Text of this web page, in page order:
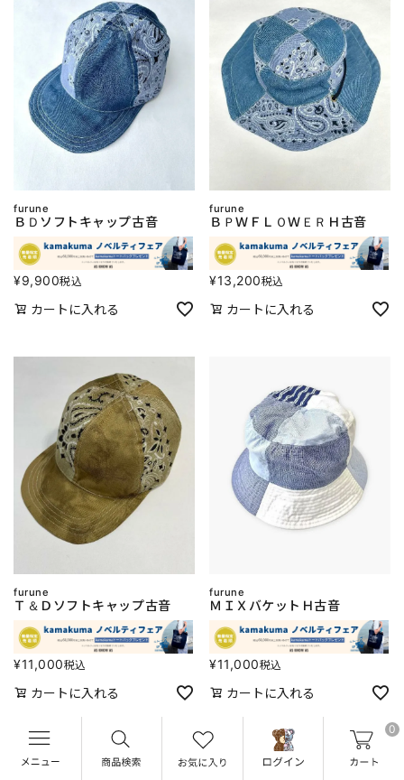
0
furune
ＢＤソフトキャップ古音
¥9,900税込
カートに入れる
furune
ＢＰＷＦＬＯＷＥＲＨ古音
¥13,200税込
カートに入れる
furune
Ｔ＆Ｄソフトキャップ古音
¥11,000税込
カートに入れる
furune
ＭＩＸバケットＨ古音
¥11,000税込
カートに入れる